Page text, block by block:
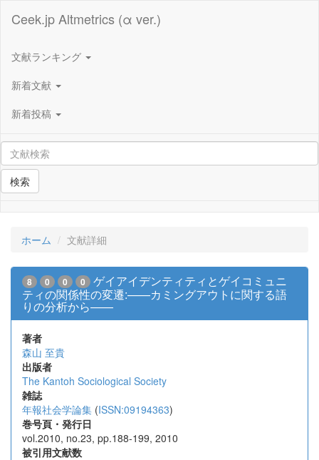
Ceek.jp Altmetrics (α ver.)
文献ランキング
新着文献
新着投稿
検索
ホーム 文献詳細
8 0 0 0
ゲイアイデンティティとゲイコミュニ
ティの関係性の変遷:——カミングアウトに関する語
りの分析から——
著者
森山 至貴
出版者
The Kantoh Sociological Society
雑誌
年報社会学論集 (ISSN:09194363)
巻号頁・発行日
vol.2010, no.23, pp.188-199, 2010
被引用文献数